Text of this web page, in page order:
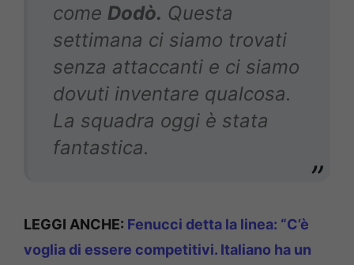
come Dodò. Questa
settimana ci siamo trovati
senza attaccanti e ci siamo
dovuti inventare qualcosa.
La squadra oggi è stata
fantastica.
LEGGI ANCHE: Fenucci detta la linea: “C’è
voglia di essere competitivi. Italiano ha un